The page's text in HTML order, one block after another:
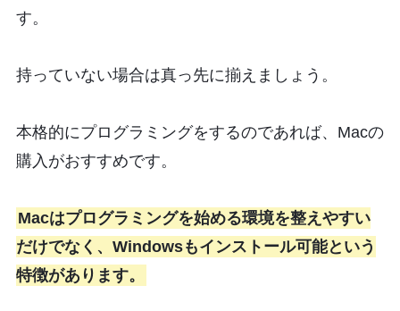
す。
持っていない場合は真っ先に揃えましょう。
本格的にプログラミングをするのであれば、Macの
購入がおすすめです。
Macはプログラミングを始める環境を整えやすい
だけでなく、Windowsもインストール可能という
特徴があります。